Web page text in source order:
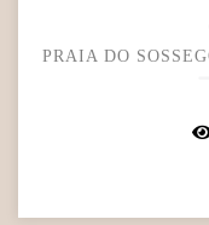
PRAIA DO